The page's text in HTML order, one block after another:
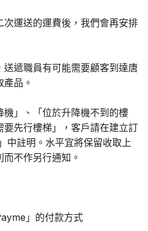
運送的運費後，我們會再安排
遞職員有可能需要顧客到達唐
品。
」、「位於升降機不到的樓
先行樓梯」，客戶請在建立訂
中註明。水平宜將保留收取上
不作另行通知。
」的付款方式